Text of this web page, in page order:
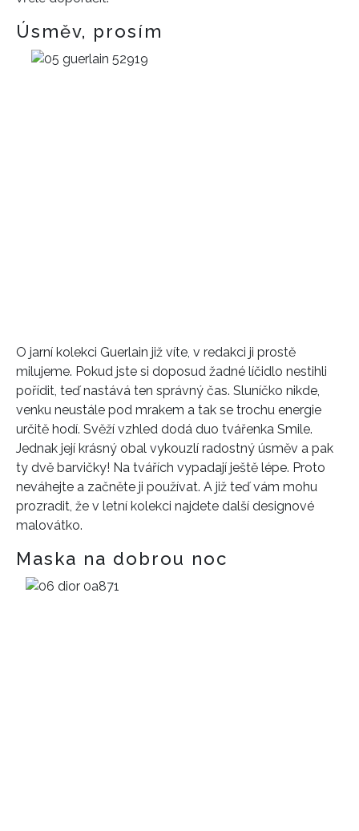
Úsměv, prosím
O jarní kolekci Guerlain již víte, v redakci ji prostě
milujeme. Pokud jste si doposud žadné líčidlo nestihli
pořídit, teď nastává ten správný čas. Sluníčko nikde,
venku neustále pod mrakem a tak se trochu energie
určitě hodí. Svěží vzhled dodá duo tvářenka Smile.
Jednak její krásný obal vykouzlí radostný úsměv a pak
ty dvě barvičky! Na tvářích vypadají ještě lépe. Proto
neváhejte a začněte ji používat. A již teď vám mohu
prozradit, že v letní kolekci najdete další designové
malovátko.
Maska na dobrou noc